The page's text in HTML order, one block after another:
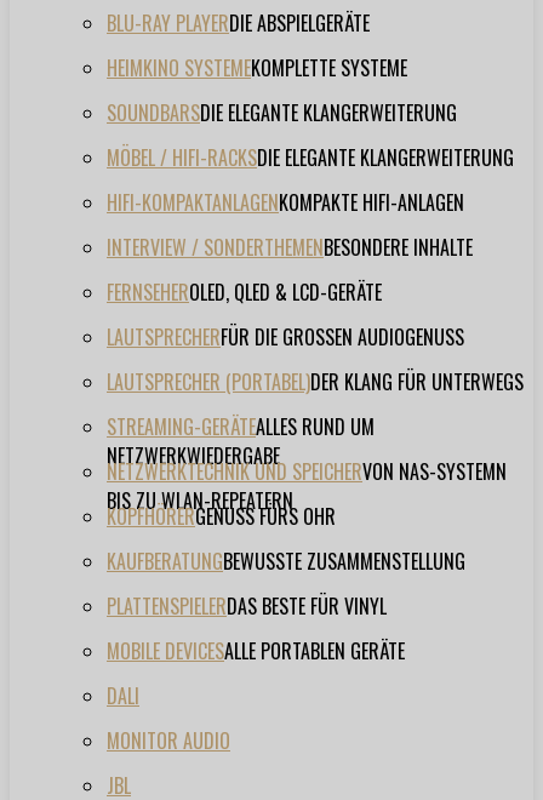
BLU-RAY PLAYERDIE ABSPIELGERÄTE
HEIMKINO SYSTEMEKOMPLETTE SYSTEME
SOUNDBARSDIE ELEGANTE KLANGERWEITERUNG
MÖBEL / HIFI-RACKSDIE ELEGANTE KLANGERWEITERUNG
HIFI-KOMPAKTANLAGENKOMPAKTE HIFI-ANLAGEN
INTERVIEW / SONDERTHEMENBESONDERE INHALTE
FERNSEHEROLED, QLED & LCD-GERÄTE
LAUTSPRECHERFÜR DIE GROSSEN AUDIOGENUSS
LAUTSPRECHER (PORTABEL)DER KLANG FÜR UNTERWEGS
STREAMING-GERÄTEALLES RUND UM
NETZWERKWIEDERGABE
NETZWERKTECHNIK UND SPEICHERVON NAS-SYSTEMN
BIS ZU WLAN-REPEATERN
KOPFHÖRERGENUSS FÜRS OHR
KAUFBERATUNGBEWUSSTE ZUSAMMENSTELLUNG
PLATTENSPIELERDAS BESTE FÜR VINYL
MOBILE DEVICESALLE PORTABLEN GERÄTE
DALI
MONITOR AUDIO
JBL